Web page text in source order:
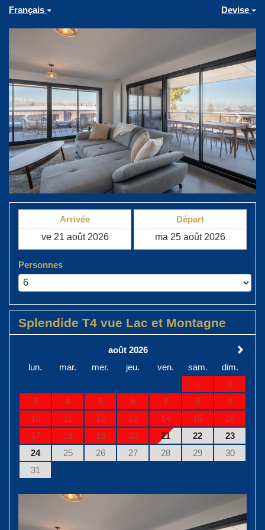
Français Devise
Previous Next
Arrivée Départ
Personnes
Splendide T4 vue Lac et Montagne
août 2026
lun.
mar. mer. jeu. ven. sam.
dim.
1
2
3
4 5 6 7 8
9
10
11 12 13 14 15
16
17
18 19 20 21 22
23
24
25 26 27 28 29
30
31